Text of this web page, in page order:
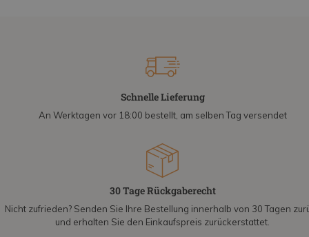
Schnelle Lieferung
An Werktagen vor 18:00 bestellt, am selben Tag versendet
30 Tage Rückgaberecht
Nicht zufrieden? Senden Sie Ihre Bestellung innerhalb von 30 Tagen
und erhalten Sie den Einkaufspreis zurückerstattet.